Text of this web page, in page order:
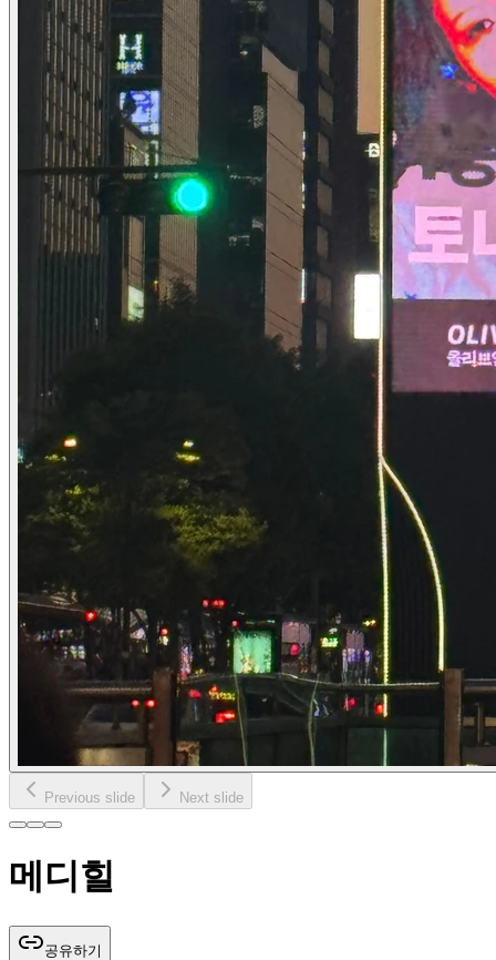
Previous slide Next slide
메디힐
공유하기